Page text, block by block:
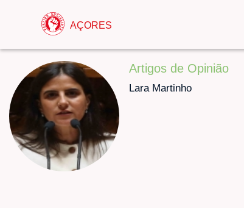
AÇORES
Artigos de Opinião
Lara Martinho